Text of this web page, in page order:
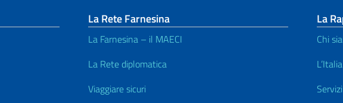
La Rete Farnesina
La Farnesina – il MAECI
La Rete diplomatica
Viaggiare sicuri
La
Chi